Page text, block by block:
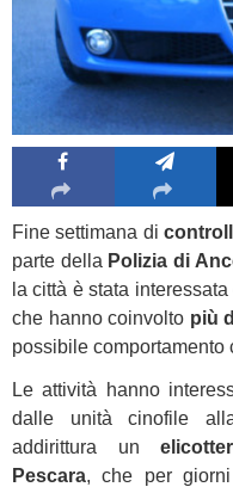
Fine settimana di
parte della Polizia di
la città è stata
che hanno coinvolto più
possibile comportamento
Le attività hanno
dalle unità cinofile
addirittura un
Pescara, che per